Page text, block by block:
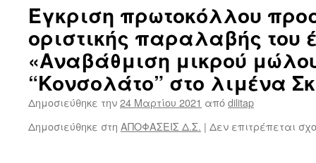
Έγκριση πρωτοκόλλου
οριστικής παραλαβής του
«Αναβάθμιση μικρού
“Κονσολάτο” στο λιμένα
Δημοσιεύθηκε την24 Μαρτίου 2021 απόdilitap
Δημοσιεύθηκε στη ΑΠΟΦΑΣΕΙΣ Δ.Σ. | Δεν επιτρέπεται